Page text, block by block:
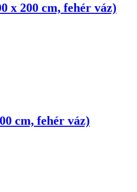
x 200 cm, fehér váz)
cm, fehér váz)